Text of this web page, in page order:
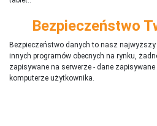
Bezpieczeństwo
Bezpieczeństwo danych to nasz najwyższy
innych programów obecnych na rynku, ż
zapisywane na serwerze - dane
komputerze użytkownika.